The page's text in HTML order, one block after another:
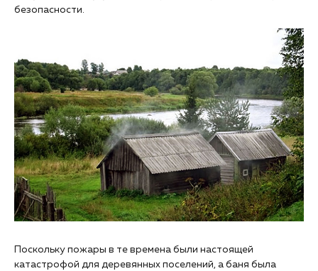
безопасности.
Поскольку пожары в те времена были настоящей
катастрофой для деревянных поселений, а баня была